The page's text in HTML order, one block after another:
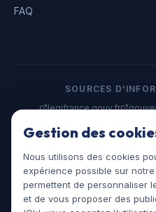
FAQ
SOURCES
legifrance.gouv.fr
©2026 Assistances
Gestion des
Nous utilisons des cookies
expérience possible sur
permettent de personnaliser
et de vous proposer des